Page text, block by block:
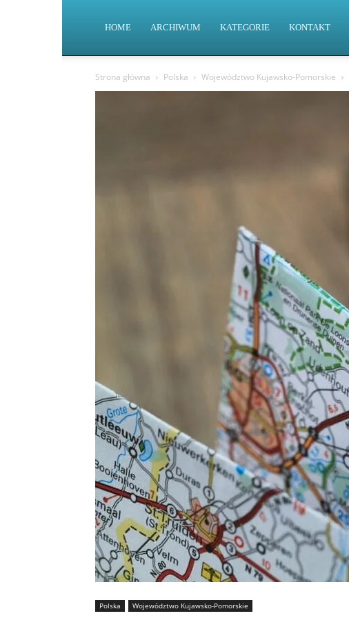
HOME ARCHIWUM KATEGORIE KONTAKT
Strona główna Polska Województwo Kujawsko-Pomorskie
Polska Województwo Kujawsko-Pomorskie